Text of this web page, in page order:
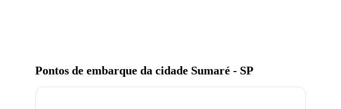
Pontos de embarque da cidade Sumaré - SP